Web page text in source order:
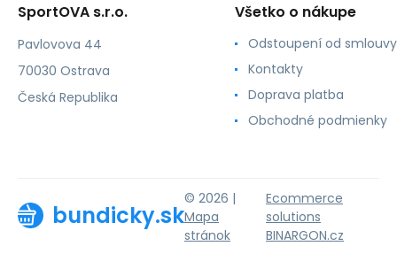
SportOVA s.r.o.
Pavlovova 44
70030 Ostrava
Česká Republika
Všetko o nákupe
Odstoupení od smlouvy
Kontakty
Doprava platba
Obchodné podmienky
bundicky.sk
© 2026 |
Mapa
stránok
Ecommerce
solutions
BINARGON.cz